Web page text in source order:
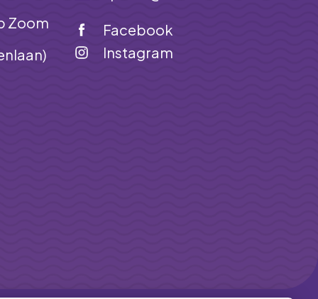
Zoom
Facebook
Instagram